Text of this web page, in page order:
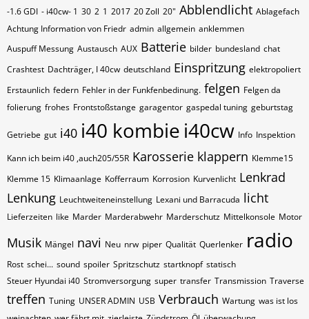
-1.6 GDI - i40cw- 1 30 2 1 2017 20 Zoll 20" Abblendlicht Ablagefach
Achtung Information von Friedr admin allgemein anklemmen
Auspuff Messung Austausch AUX Batterie bilder bundesland chat
Crashtest Dachträger, I 40cw deutschland Einspritzung elektropoliert
Erstaunlich federn Fehler in der Funkfenbedinung. felgen Felgen da
folierung frohes Frontstoßstange garagentor gaspedal tuning geburtstag
Getriebe gut i40 i40 kombie i40cw Info Inspektion
Kann ich beim i40 ,auch205/55R Karosserie klappern Klemme15
Klemme 15 Klimaanlage Kofferraum Korrosion Kurvenlicht Lenkrad
Lenkung Leuchtweiteneinstellung Lexani und Barracuda licht
Lieferzeiten like Marder Marderabwehr Marderschutz Mittelkonsole Motor
Musik Mängel navi Neu nrw piper Qualität Querlenker radio
Rost schei... sound spoiler Spritzschutz startknopf statisch
Steuer Hyundai i40 Stromversorgung super transfer Transmission Traverse
treffen Tuning UNSER ADMIN USB Verbrauch Wartung was ist los